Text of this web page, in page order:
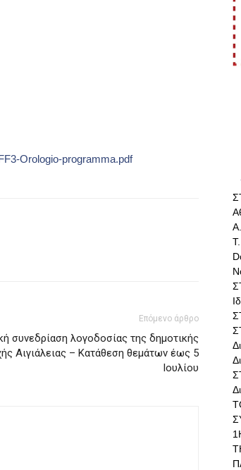
Orologio-programma.pdf
Επόμενο άρθρο
συνεδρίαση λογοδοσίας της δημοτικής
Αιγιάλειας – Κατάθεση θεμάτων έως 5
Ιουλίου